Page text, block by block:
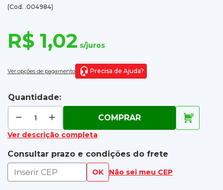
(Cod. .004984)
R$ 1,02 s/juros
Ver opções de pagamento Precisa de Ajuda?
Quantidade:
COMPRAR
Ver descrição completa
Consultar prazo e condições do frete
OK Não sei meu CEP